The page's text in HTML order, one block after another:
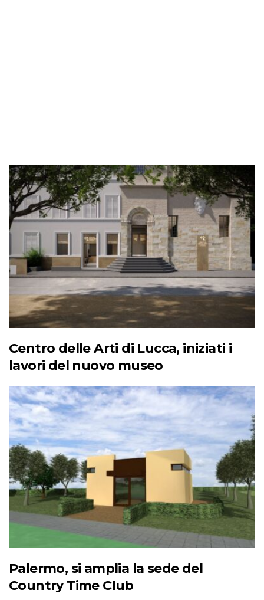
Centro delle Arti di Lucca, iniziati i
lavori del nuovo museo
Palermo, si amplia la sede del
Country Time Club